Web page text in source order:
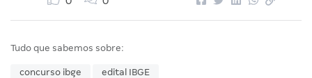
Tudo que sabemos sobre:
concurso ibge edital IBGE